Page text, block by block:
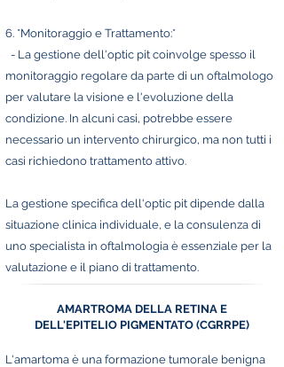
6. *Monitoraggio e Trattamento:*
- La gestione dell'optic pit coinvolge spesso il
monitoraggio regolare da parte di un oftalmologo
per valutare la visione e l'evoluzione della
condizione. In alcuni casi, potrebbe essere
necessario un intervento chirurgico, ma non tutti i
casi richiedono trattamento attivo.
La gestione specifica dell'optic pit dipende dalla
situazione clinica individuale, e la consulenza di
uno specialista in oftalmologia è essenziale per la
valutazione e il piano di trattamento.
AMARTROMA DELLA RETINA E
DELL'EPITELIO PIGMENTATO (CGRRPE)
L'amartoma è una formazione tumorale benigna